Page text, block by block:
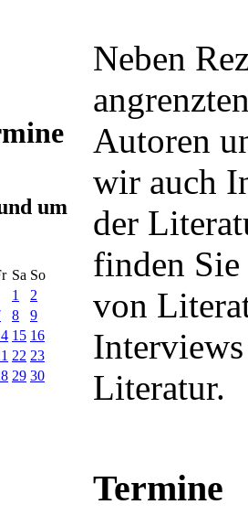
um
Sa So
1
2
8
9
15 16
22 23
29 30
Neben
Autoren
wir auch
der
finden
von
Literatur.
Termine